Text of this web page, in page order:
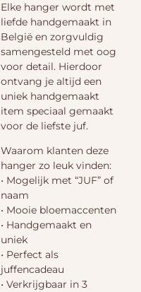
Elke hanger wordt met
liefde handgemaakt in
België en zorgvuldig
samengesteld met oog
voor detail. Hierdoor
ontvang je altijd een
uniek handgemaakt
item speciaal gemaakt
voor de liefste juf.
Waarom klanten deze
hanger zo leuk vinden:
• Mogelijk met “JUF” of
naam
• Mooie bloemaccenten
• Handgemaakt en
uniek
• Perfect als
juffencadeau
• Verkrijgbaar in 3